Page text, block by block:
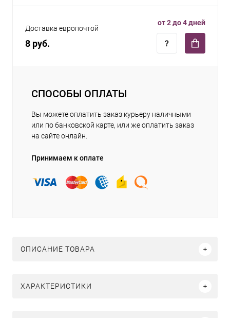
Доставка европочтой
8 руб.
от 2 до 4 дней
СПОСОБЫ ОПЛАТЫ
Вы можете оплатить заказ курьеру наличными
или по банковской карте, или же оплатить заказ
на сайте онлайн.
Принимаем к оплате
ОПИСАНИЕ ТОВАРА
ХАРАКТЕРИСТИКИ